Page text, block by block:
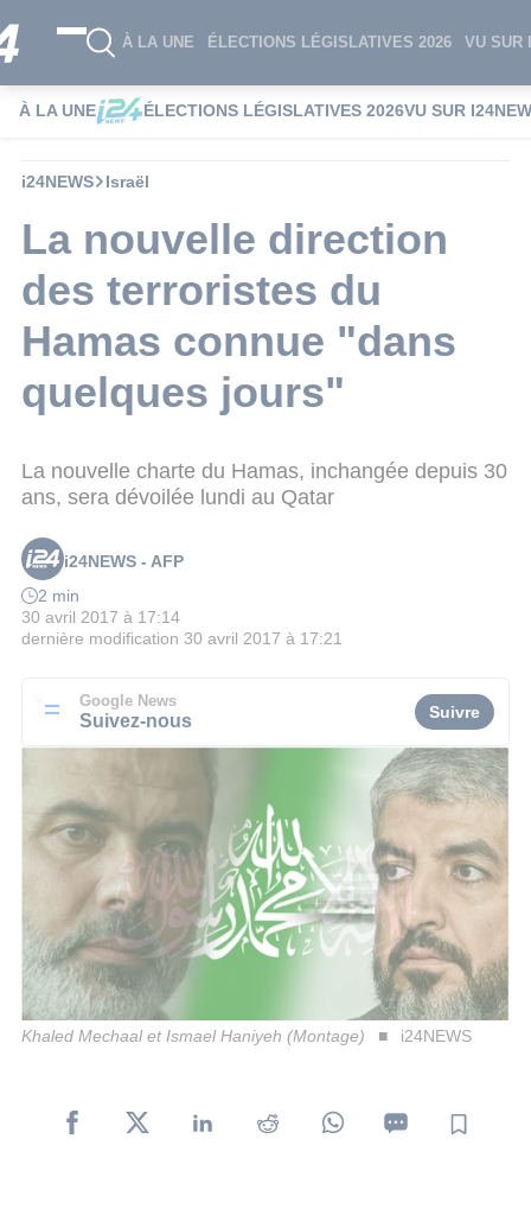
À LA UNE ÉLECTIONS LÉGISLATIVES 2026 VU SUR
À LA UNE ÉLECTIONS LÉGISLATIVES 2026VU SUR
i24NEWS Israël
La nouvelle direction
des terroristes du
Hamas connue "dans
quelques jours"
La nouvelle charte du Hamas, inchangée depuis 30
ans, sera dévoilée lundi au Qatar
i24NEWS - AFP
2 min
30 avril 2017 à 17:14
dernière modification 30 avril 2017 à 17:21
Google News
Suivez-nous Suivre
Khaled Mechaal et Ismael Haniyeh (Montage) i24NEWS